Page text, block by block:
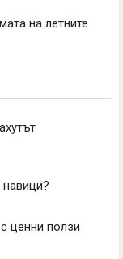
на летните
ценни ползи